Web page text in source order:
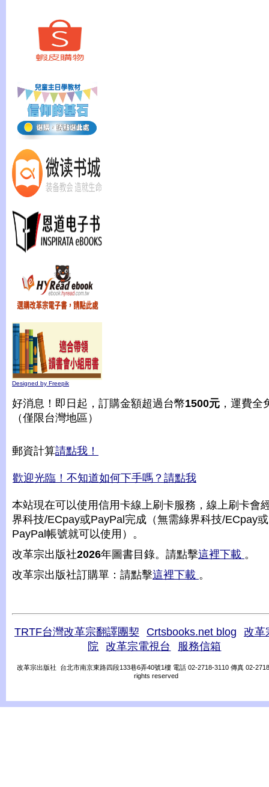
Designed by Freepik
好消息！即日起，訂購金額超過台幣1500元 ，運費全
（僅限台灣地區）
郵資計算請點我！
歡迎光臨！不知道如何下手嗎？請點我
本站現在可以使用信用卡線上刷卡服務，線上刷卡會
界科技/ECpay或PayPal完成（無需綠界科技/ECpay或
PayPal帳號就可以使用）。
改革宗出版社2026年圖書目錄。請點擊這裡下載 。
改革宗出版社訂購單：請點擊這裡下載 。
TRTF台灣改革宗翻譯團契 Crtsbooks.net blog
改革
院
改革宗電視台 服務信箱
改革宗出版社 台北市南京東路四段133巷6弄40號1樓 電話 02-2718-3110 傳真 02-
rights reserved